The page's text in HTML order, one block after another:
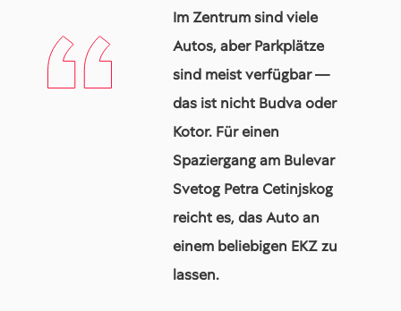
Im Zentrum sind viele
Autos, aber Parkplätze
sind meist verfügbar —
das ist nicht Budva oder
Kotor. Für einen
Spaziergang am Bulevar
Svetog Petra Cetinjskog
reicht es, das Auto an
einem beliebigen EKZ zu
lassen.